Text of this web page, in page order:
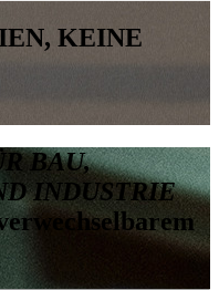
KEINE
BAU,
INDUSTRIE